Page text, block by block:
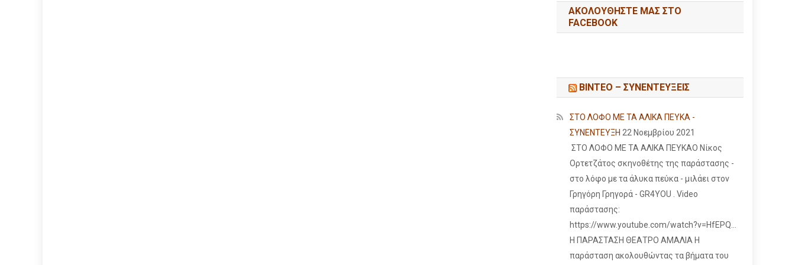
ΑΚΟΛΟΥΘΉΣΤΕ ΜΑΣ ΣΤΟ
FACEBOOK
ΒΙΝΤΕΟ – ΣΥΝΕΝΤΕΥΞΕΙΣ
ΣΤΟ ΛΟΦΟ ΜΕ ΤΑ ΑΛΙΚΑ ΠΕΥΚΑ -
ΣΥΝΕΝΤΕΥΞΗ 22 Νοεμβρίου 2021
ΣΤΟ ΛΟΦΟ ΜΕ ΤΑ ΑΛΙΚΑ ΠΕΥΚΑΟ Νίκος
Ορτετζάτος σκηνοθέτης της παράστασης -
στο λόφο με τα άλυκα πεύκα - μιλάει στον
Γρηγόρη Γρηγορά - GR4YOU . Video
παράστασης:
https://www.youtube.com/watch?v=HfEPQ...
Η ΠΑΡΑΣΤΑΣΗ ΘΕΑΤΡΟ ΑΜΑΛΙΑ Η
παράσταση ακολουθώντας τα βήματα του